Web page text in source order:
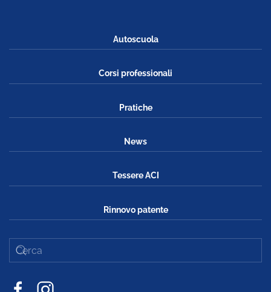
Autoscuola
Corsi professionali
Pratiche
News
Tessere ACI
Rinnovo patente